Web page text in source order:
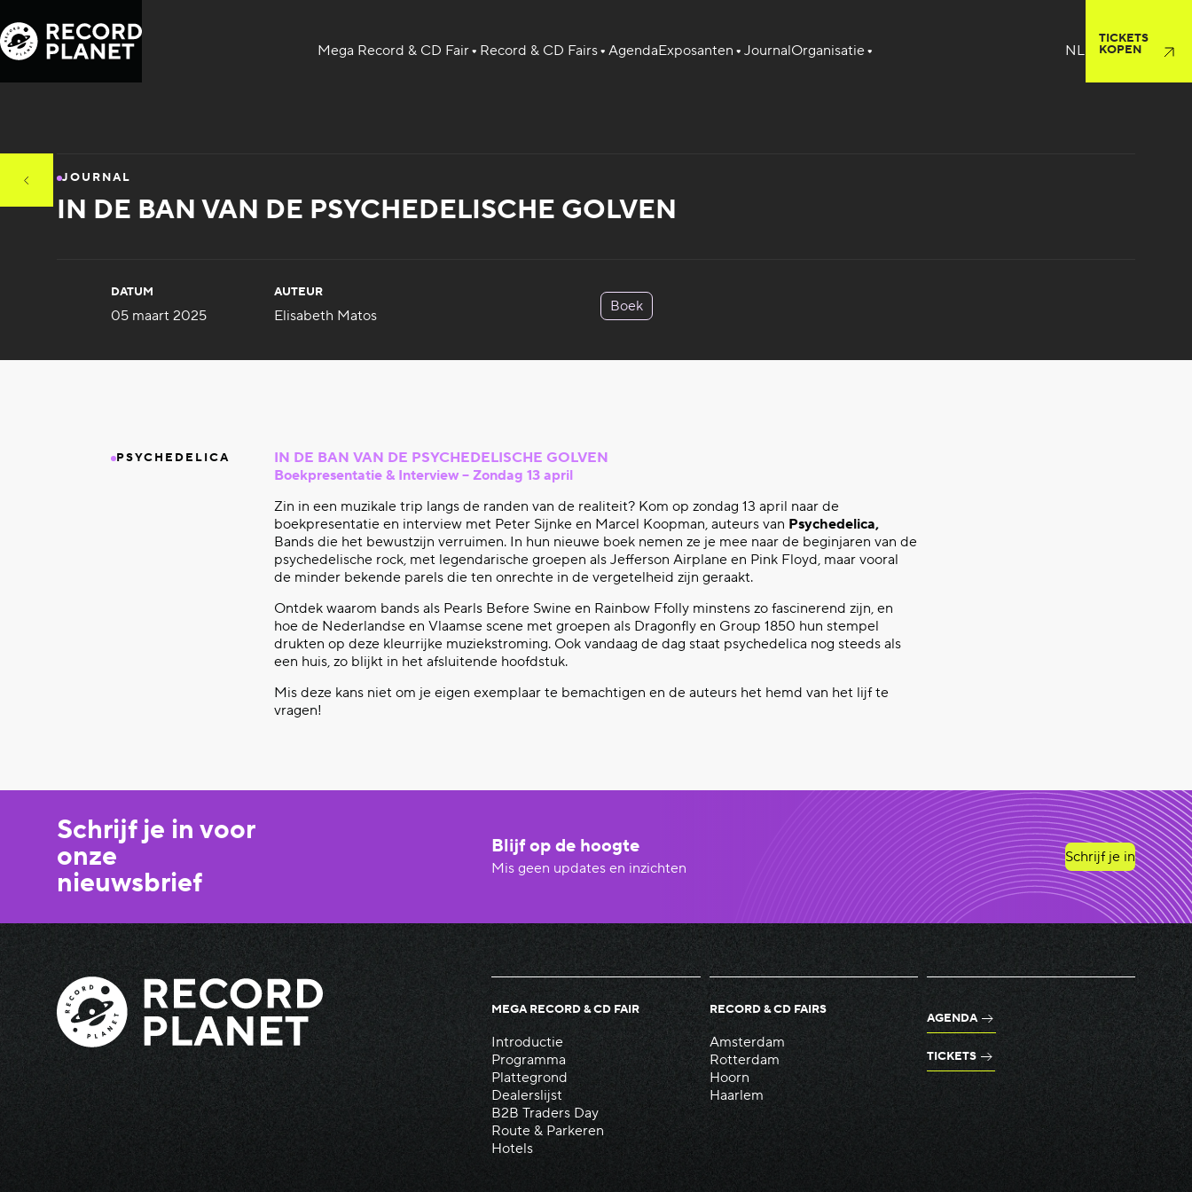
Mega Record & CD Fair Record & CD Fairs AgendaExposanten JournalOrganisatie
TICKETS
KOPEN
JOURNAL
IN DE BAN VAN DE PSYCHEDELISCHE GOLVEN
DATUM
05 maart 2025
AUTEUR
Elisabeth Matos
Boek
PSYCHEDELICA
IN DE BAN VAN DE PSYCHEDELISCHE GOLVEN
Boekpresentatie & Interview – Zondag 13 april
Zin in een muzikale trip langs de randen van de realiteit? Kom op zondag 13 april naar de
boekpresentatie en interview met Peter Sijnke en Marcel Koopman, auteurs van Psychedelica,
Bands die het bewustzijn verruimen. In hun nieuwe boek nemen ze je mee naar de beginjaren van de
psychedelische rock, met legendarische groepen als Jefferson Airplane en Pink Floyd, maar vooral
de minder bekende parels die ten onrechte in de vergetelheid zijn geraakt.
Ontdek waarom bands als Pearls Before Swine en Rainbow Ffolly minstens zo fascinerend zijn, en
hoe de Nederlandse en Vlaamse scene met groepen als Dragonfly en Group 1850 hun stempel
drukten op deze kleurrijke muziekstroming. Ook vandaag de dag staat psychedelica nog steeds als
een huis, zo blijkt in het afsluitende hoofdstuk.
Mis deze kans niet om je eigen exemplaar te bemachtigen en de auteurs het hemd van het lijf te
vragen!
Schrijf je in voor
onze
nieuwsbrief
Blijf op de hoogte
Mis geen updates en inzichten
Schrijf je in
AGENDA
TICKETS
MEGA RECORD & CD FAIR
Introductie
Programma
Plattegrond
Dealerslijst
B2B Traders Day
Route & Parkeren
Hotels
RECORD & CD FAIRS
Amsterdam
Rotterdam
Hoorn
Haarlem